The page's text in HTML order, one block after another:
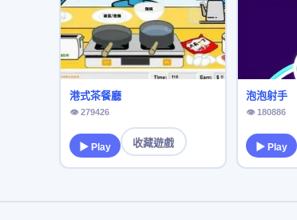
港式茶餐廳
👁 279426
▶ Play 收藏遊戲
泡泡射手
👁 180886
▶ Play